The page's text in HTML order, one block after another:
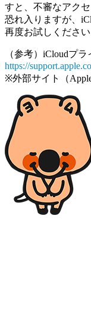
すと、不審なアク
恐れ入りますが、
再度お試しください
（参考）iCloudプ
https://
※外部サイト（